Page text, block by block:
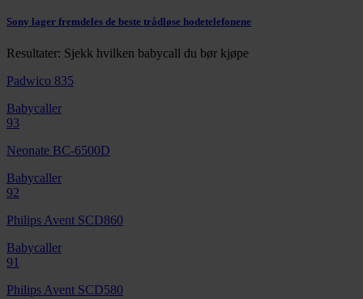
Sony lager fremdeles de beste trådløse hodetelefonene
Resultater: Sjekk hvilken babycall du bør kjøpe
Padwico 835
Babycaller
93
Neonate BC-6500D
Babycaller
92
Philips Avent SCD860
Babycaller
91
Philips Avent SCD580